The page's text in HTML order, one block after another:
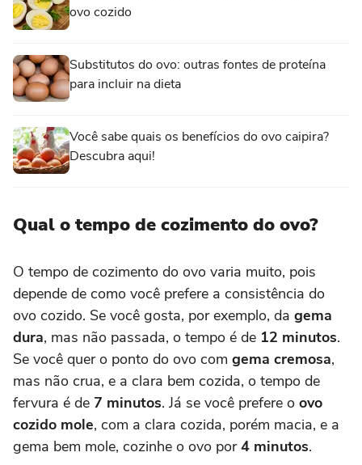
ovo cozido
Substitutos do ovo: outras fontes de proteína
para incluir na dieta
Você sabe quais os benefícios do ovo caipira?
Descubra aqui!
Qual o tempo de cozimento do ovo?
O tempo de cozimento do ovo varia muito, pois
depende de como você prefere a consistência do
ovo cozido. Se você gosta, por exemplo, da gema
dura, mas não passada, o tempo é de 12 minutos.
Se você quer o ponto do ovo com gema cremosa,
mas não crua, e a clara bem cozida, o tempo de
fervura é de 7 minutos. Já se você prefere o ovo
cozido mole, com a clara cozida, porém macia, e a
gema bem mole, cozinhe o ovo por4 minutos.